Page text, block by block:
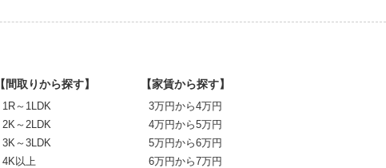
【間取りから探す】
1R～1LDK
2K～2LDK
3K～3LDK
4K以上
【家賃から探す】
3万円から4万円
4万円から5万円
5万円から6万円
6万円から7万円